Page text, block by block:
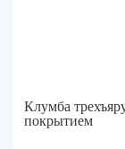
Клумба
покрытием